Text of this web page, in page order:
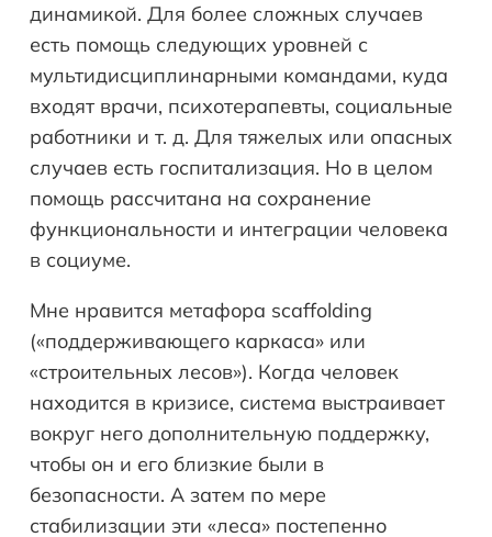
динамикой. Для более сложных случаев
есть помощь следующих уровней с
мультидисциплинарными командами, куда
входят врачи, психотерапевты, социальные
работники и т. д. Для тяжелых или опасных
случаев есть госпитализация. Но в целом
помощь рассчитана на сохранение
функциональности и интеграции человека
в социуме.
Мне нравится метафора scaffolding
(«поддерживающего каркаса» или
«строительных лесов»). Когда человек
находится в кризисе, система выстраивает
вокруг него дополнительную поддержку,
чтобы он и его близкие были в
безопасности. А затем по мере
стабилизации эти «леса» постепенно